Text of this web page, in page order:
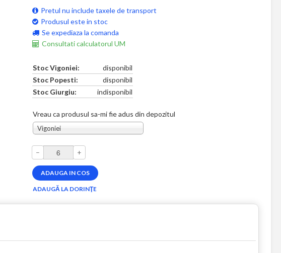
Pretul nu include taxele de transport
Produsul este in stoc
Se expediaza la comanda
Consultati calculatorul UM
Stoc Vigoniei:
disponibil
Stoc Popesti:
disponibil
Stoc Giurgiu:
indisponibil
Vreau ca produsul sa-mi fie adus din depozitul
Vigoniei
– +